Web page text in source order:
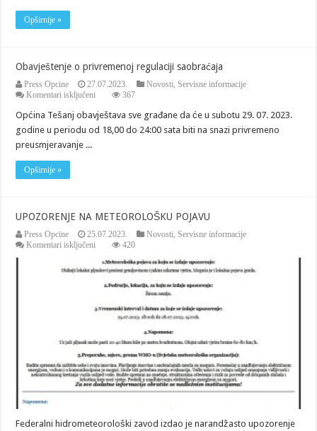
Opširnije »
Obavještenje o privremenoj regulaciji saobraćaja
Press Opcine 27.07.2023. Novosti Servisne informacije
Komentari isključeni
o
privremenoj
regulaciji
367
Općina Tešanj obavještava sve građane da će u subotu 29. 07. 2023.
godine u periodu od 18,00 do 24:00 sata biti na snazi privremeno
preusmjeravanje ...
Opširnije »
UPOZORENJE NA METEOROLOŠKU POJAVU
Press Opcine 25.07.2023. Novosti Servisne informacije
Komentari isključeni
NA
METEOROLOŠKU
POJAVU
420
Federalni hidrometeorološki zavod izdao je narandžasto upozorenje